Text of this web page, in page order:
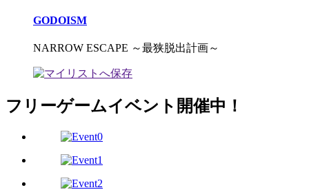
GODOISM
NARROW ESCAPE ～最狭脱出計画～
フリーゲームイベント開催中！